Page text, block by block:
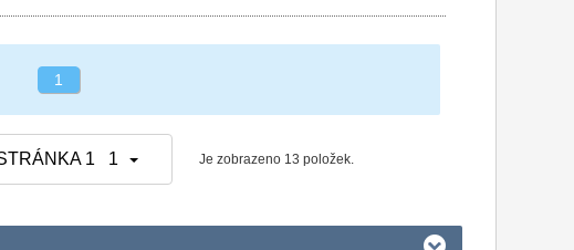
1 1 Je zobrazeno 13 položek.
1